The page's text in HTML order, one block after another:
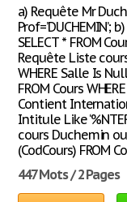
a) Requête Mr
SELECT * FROM
Requête Liste
WHERE Salle Is
FROM Cours
Contient
Intitule Like
cours Duchemin ou
(CodCours) FROM
447 Mots / 2 Pages